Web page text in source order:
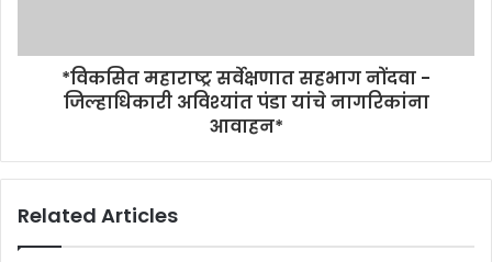
*विकसित महाराष्ट्र सर्वेक्षणात सहभाग नोंदवा -
जिल्हाधिकारी अविश्यांत पंडा यांचे नागरिकांना
आवाहन*
Related Articles